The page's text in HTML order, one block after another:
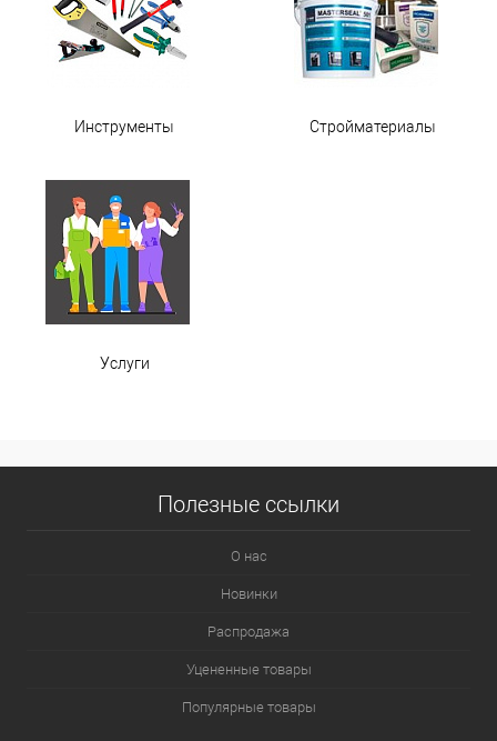
Инструменты Стройматериалы
Услуги
Полезные ссылки
О нас
Новинки
Распродажа
Уцененные товары
Популярные товары